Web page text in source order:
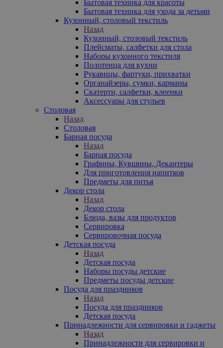
Бытовая техника для красоты
Бытовая техника для ухода за детьми
Кухонный, столовый текстиль
Назад
Кухонный, столовый текстиль
Плейсматы, салфетки для стола
Наборы кухонного текстиля
Полотенца для кухни
Рукавицы, фартуки, прихватки
Органайзеры, сумки, карманы
Скатерти, салфетки, клеенки
Аксессуары для стульев
Столовая
Назад
Столовая
Барная посуда
Назад
Барная посуда
Графины, Кувшины, Декантеры
Для приготовления напитков
Предметы для питья
Декор стола
Назад
Декор стола
Блюда, вазы для продуктов
Сервировка
Сервировочная посуда
Детская посуда
Назад
Детская посуда
Наборы посуды детские
Предметы посуды детские
Посуда для праздников
Назад
Посуда для праздников
Детская посуда
Принадлежности для сервировки и гаджеты
Назад
Принадлежности для сервировки и